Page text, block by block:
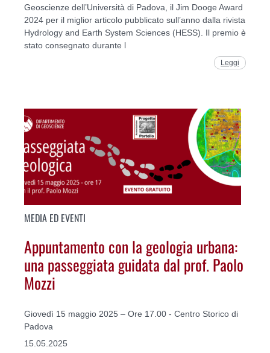
Geoscienze dell’Università di Padova, il Jim Dooge Award
2024 per il miglior articolo pubblicato sull’anno dalla rivista
Hydrology and Earth System Sciences (HESS). Il premio è
stato consegnato durante l
Leggi
MEDIA ED EVENTI
Appuntamento con la geologia urbana:
una passeggiata guidata dal prof. Paolo
Mozzi
Giovedì 15 maggio 2025 – Ore 17.00 - Centro Storico di
Padova
15.05.2025